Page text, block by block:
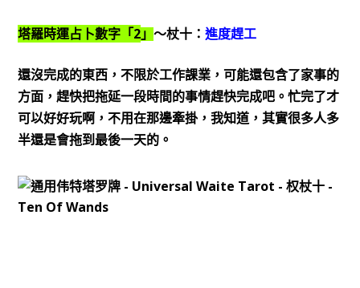
塔羅時運占卜數字「2」 ～杖十： 進度趕工
還沒完成的東西，不限於工作課業，可能還包含了家事的
方面，趕快把拖延一段時間的事情趕快完成吧。忙完了才
可以好好玩啊，不用在那邊牽掛，我知道，其實很多人多
半還是會拖到最後一天的。